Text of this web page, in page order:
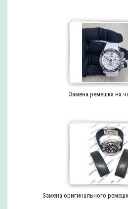
Замена ремешка на
Замена оригинального